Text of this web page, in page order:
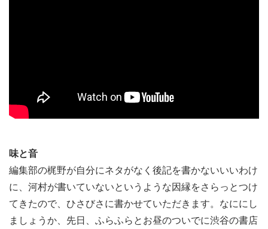
味と音
編集部の梶野が自分にネタがなく後記を書かないいいわけ
に、河村が書いていないというような因縁をさらっとつけ
てきたので、ひさびさに書かせていただきます。なににし
ましょうか、先日、ふらふらとお昼のついでに渋谷の書店